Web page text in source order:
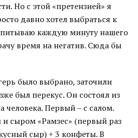
Но с этой «претензией» я
давно хотел выбраться к
каждую минуту нашего
время на негатив. Сюда бы
было выбрано, заточили
был перекус. Он состоял из
человека. Первый – с салом.
и сыром «Рамзес» (первый раз
сыр) + 3 конфеты. В